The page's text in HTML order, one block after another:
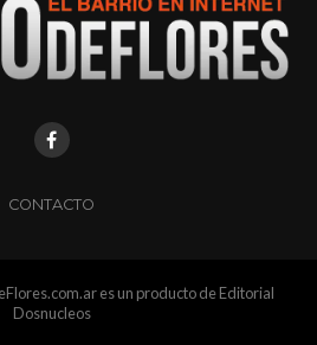
CONTACTO
es un producto de Editorial
Dosnucleos